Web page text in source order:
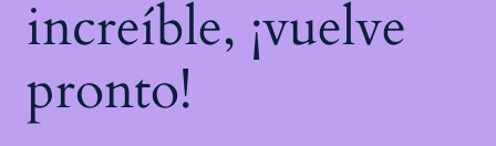
increíble, ¡vuelve
pronto!